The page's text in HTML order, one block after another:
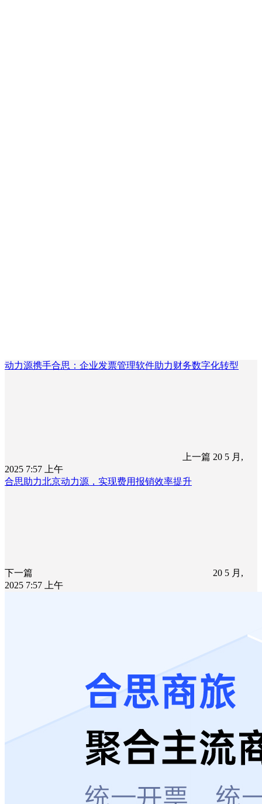
动力源携手合思：企业发票管理软件助力财务数字化转型
上一篇 20 5 月,
2025 7:57 上午
合思助力北京动力源，实现费用报销效率提升
下一篇
20 5 月,
2025 7:57 上午